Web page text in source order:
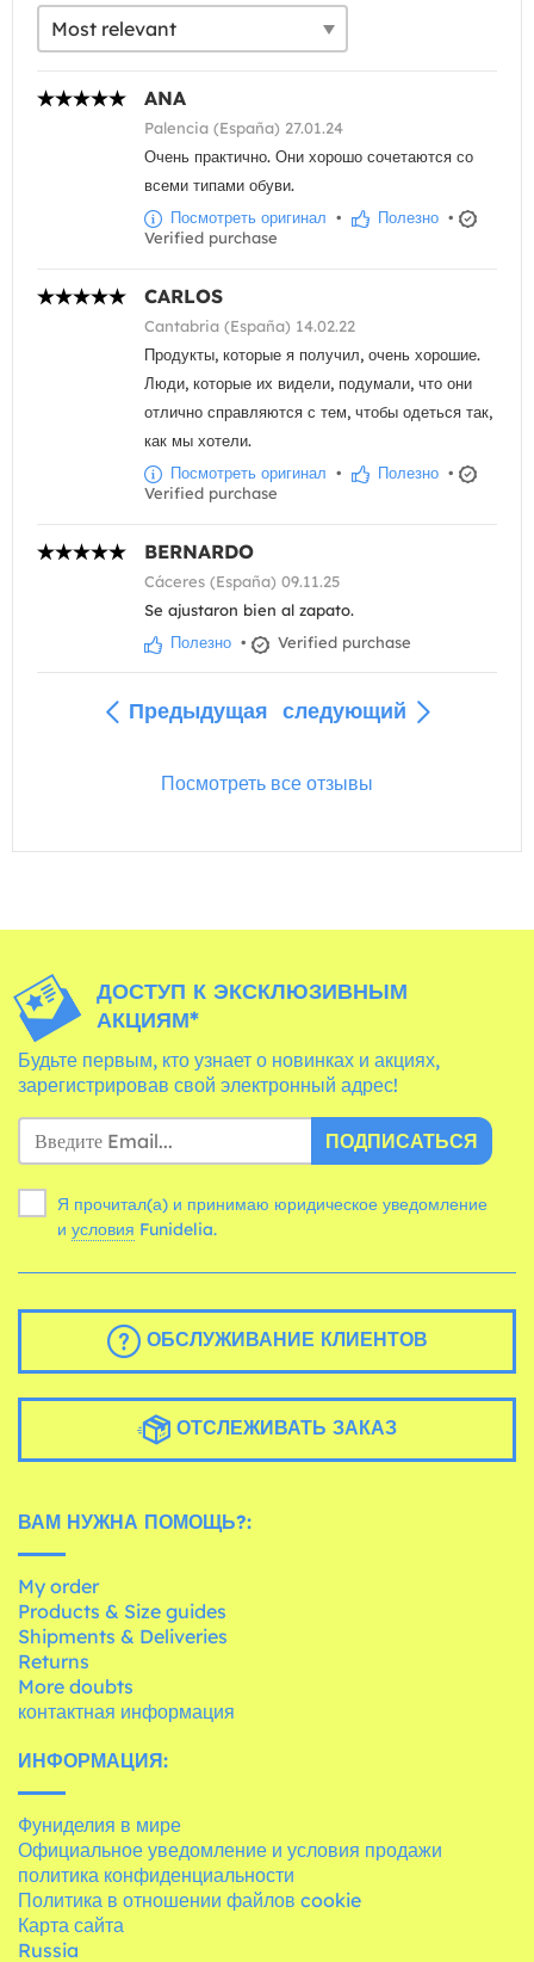
ANA
Palencia (España) 27.01.24
Очень практично. Они хорошо сочетаются со
всеми типами обуви.
Посмотреть оригинал • Полезно •
Verified purchase
CARLOS
Cantabria (España) 14.02.22
Продукты, которые я получил, очень хорошие.
Люди, которые их видели, подумали, что они
отлично справляются с тем, чтобы одеться так,
как мы хотели.
Посмотреть оригинал • Полезно •
Verified purchase
BERNARDO
Cáceres (España) 09.11.25
Se ajustaron bien al zapato.
Полезно • Verified purchase
Предыдущая следующий
Посмотреть все отзывы
ДОСТУП К ЭКСКЛЮЗИВНЫМ
АКЦИЯМ*
Будьте первым, кто узнает о новинках и акциях,
зарегистрировав свой электронный адрес!
ПОДПИСАТЬСЯ
Я прочитал(а) и принимаю юридическое уведомление
и условия Funidelia.
ОБСЛУЖИВАНИЕ КЛИЕНТОВ
ОТСЛЕЖИВАТЬ ЗАКАЗ
ВАМ НУЖНА ПОМОЩЬ?:
My order
Products & Size guides
Shipments & Deliveries
Returns
More doubts
контактная информация
ИНФОРМАЦИЯ:
Фуниделия в мире
Официальное уведомление и условия продажи
политика конфиденциальности
Политика в отношении файлов cookie
Карта сайта
Russia